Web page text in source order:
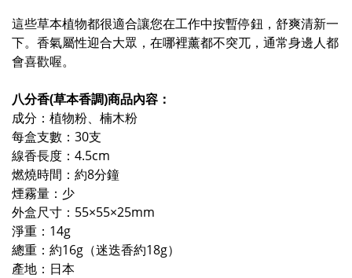
這些草本植物都很適合讓您在工作中按暫停鈕，舒爽清新一
下。香氣屬性迎合大眾 ， 在哪裡薰都不突兀，通常身邊人都
會喜歡喔。
八分香(草本香調)商品內容：
成分：植物粉、楠木粉
每盒支數：30支
線香長度：4.5cm
燃燒時間：約8分鐘
煙霧量：少
外盒尺寸：55×55×25mm
淨重： 14g
總重：約16g（迷迭香約18g）
產地：日本